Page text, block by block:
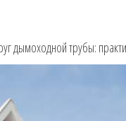
дымоходной трубы: